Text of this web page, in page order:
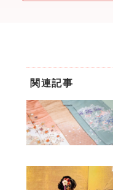
関連記事